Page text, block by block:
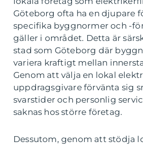
Göteborg ofta ha en djupare
specifika byggnormer och -
gäller i området. Detta är
stad som Göteborg där
variera kraftigt mellan
Genom att välja en lokal
uppdragsgivare förvänta sig
svarstider och personlig
saknas hos större företag.
Dessutom, genom att stödja